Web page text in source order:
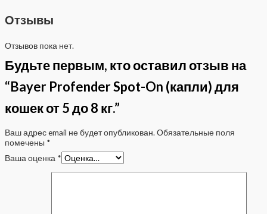
Отзывы
Отзывов пока нет.
Будьте первым, кто оставил отзыв на
“Bayer Profender Spot-On (капли) для
кошек от 5 до 8 кг.”
Ваш адрес email не будет опубликован. Обязательные поля
помечены *
Ваша оценка *